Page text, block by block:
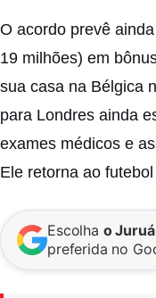
O acordo prevê
19 milhões) em
sua casa na Bélgica
para Londres ainda
exames médicos e
Ele retorna ao
Escolha o
preferida no